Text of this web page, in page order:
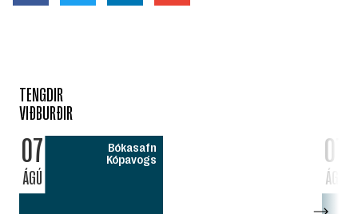
TENGDIR
VIÐBURÐIR
07
ÁGÚ
Bókasafn
Kópavogs
07
ÁGÚ